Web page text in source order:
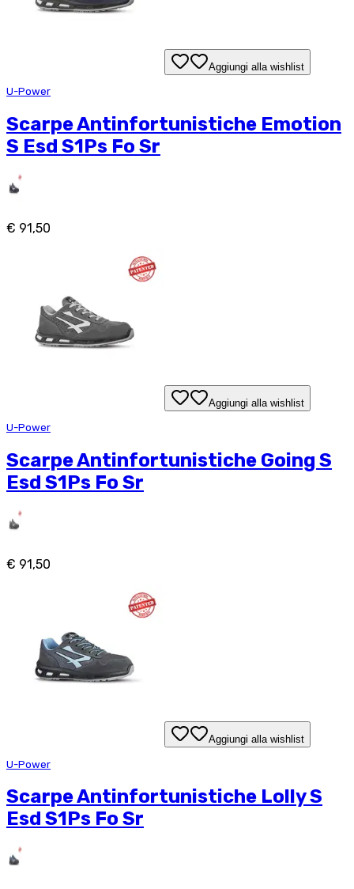
Aggiungi alla wishlist
U-Power
Scarpe Antinfortunistiche Emotion
S Esd S1Ps Fo Sr
€ 91,50
Aggiungi alla wishlist
U-Power
Scarpe Antinfortunistiche Going S
Esd S1Ps Fo Sr
€ 91,50
Aggiungi alla wishlist
U-Power
Scarpe Antinfortunistiche Lolly S
Esd S1Ps Fo Sr